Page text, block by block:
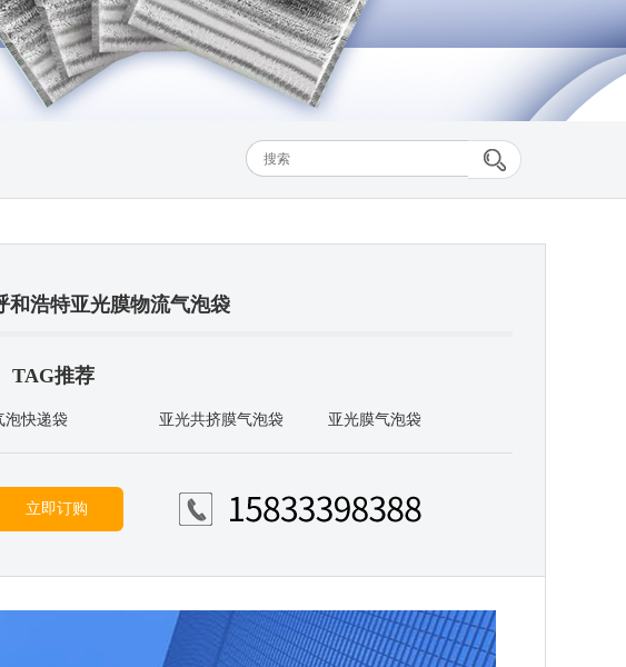
和浩特亚光膜物流气泡袋
TAG推荐
泡快递袋 亚光共挤膜气泡袋 亚光膜气泡袋
立即订购